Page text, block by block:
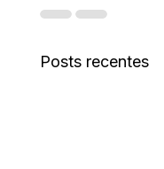
Posts recentes